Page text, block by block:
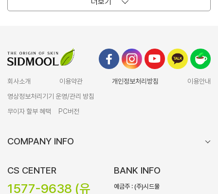
회사소개 이용약관 개인정보처리방침
이용안내
영상정보처리기기 운영/관리 방침
무이자 할부 혜택
PC버전
COMPANY INFO
CS CENTER
1577-9638 (유
BANK INFO
예금주 : (주)시드물